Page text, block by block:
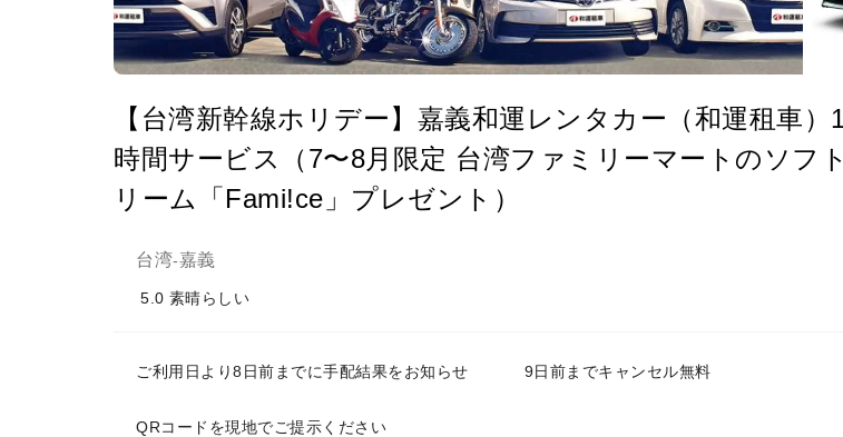
【台湾新幹線ホリデー】嘉義和運レンタカー（和運租車）
時間サービス（7〜8月限定 台湾ファミリーマートのソフ
リーム「Fami!ce」プレゼント）
台湾-嘉義
5.0 素晴らしい
ご利用日より8日前までに手配結果をお知らせ 9日前までキャンセル無料
QRコードを現地でご提示ください